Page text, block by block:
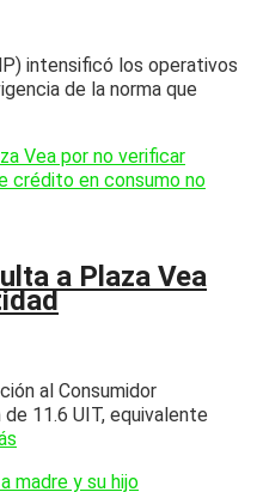
intensificó los operativos
de la norma que
a Plaza Vea
al Consumidor
11.6 UIT, equivalente